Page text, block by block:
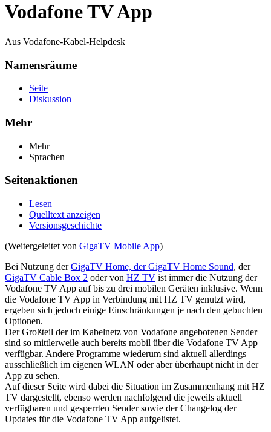
Vodafone TV App
Aus Vodafone-Kabel-Helpdesk
Namensräume
Seite
Diskussion
Mehr
Mehr
Sprachen
Seitenaktionen
Lesen
Quelltext anzeigen
Versionsgeschichte
(Weitergeleitet von GigaTV Mobile App)
Bei Nutzung derGigaTV Home, der GigaTV Home Sound, der
GigaTV Cable Box 2 oder von HZ TV ist immer die Nutzung der
Vodafone TV App auf bis zu drei mobilen Geräten inklusive. Wenn
die Vodafone TV App in Verbindung mit HZ TV genutzt wird,
ergeben sich jedoch einige Einschränkungen je nach den gebuchten
Optionen.
Der Großteil der im Kabelnetz von Vodafone angebotenen Sender
sind so mittlerweile auch bereits mobil über die Vodafone TV App
verfügbar. Andere Programme wiederum sind aktuell allerdings
ausschließlich im eigenen WLAN oder aber überhaupt nicht in der
App zu sehen.
Auf dieser Seite wird dabei die Situation im Zusammenhang mit HZ
TV dargestellt, ebenso werden nachfolgend die jeweils aktuell
verfügbaren und gesperrten Sender sowie der Changelog der
Updates für die Vodafone TV App aufgelistet.